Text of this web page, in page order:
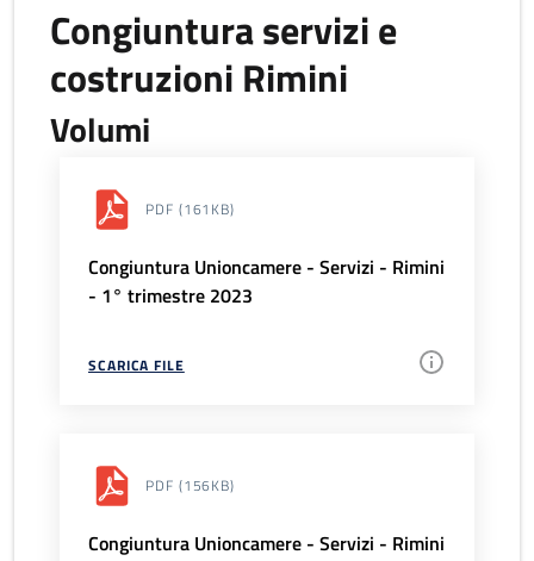
Congiuntura servizi e
costruzioni Rimini
Volumi
PDF (161KB)
Congiuntura Unioncamere - Servizi - Rimini
- 1° trimestre 2023
SCARICA FILE
PDF (156KB)
Congiuntura Unioncamere - Servizi - Rimini